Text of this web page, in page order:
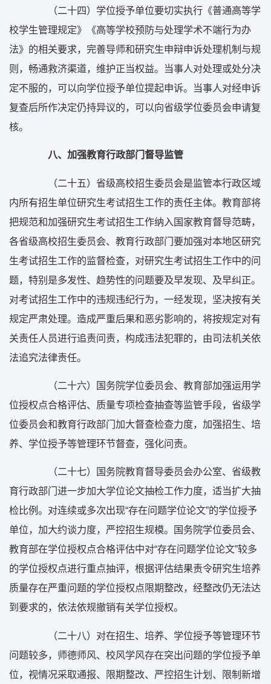
（二十四）学位授予单位要切实执行《普通高等学
校学生管理规定》《高等学校预防与处理学术不端行为办
法》的相关要求，完善导师和研究生申辩申诉处理机制与规
则，畅通救济渠道，维护正当权益。当事人对处理或处分决
定不服的，可以向学位授予单位提起申诉。当事人对经申诉
复查后所作决定仍持异议的，可以向省级学位委员会申请复
核。
八、加强教育行政部门督导监管
（二十五）省级高校招生委员会是监管本行政区域
内所有招生单位研究生考试招生工作的责任主体。教育部将
把规范和加强研究生考试招生工作纳入国家教育督导范畴，
各省级高校招生委员会、教育行政部门要加强对本地区研究
生考试招生工作的监督检查，对研究生考试招生工作中的问
题，特别是多发性、趋势性的问题要及早发现、及早纠正。
对考试招生工作中的违规违纪行为，一经发现，坚决按有关
规定严肃处理。造成严重后果和恶劣影响的，将按规定对有
关责任人员进行追责问责，构成违法犯罪的，由司法机关依
法追究法律责任。
（二十六）国务院学位委员会、教育部加强运用学
位授权点合格评估、质量专项检查抽查等监管手段，省级学
位委员会和教育行政部门加大督查检查力度，加强招生、培
养、学位授予等管理环节督查，强化问责。
（二十七）国务院教育督导委员会办公室、省级教
育行政部门进一步加大学位论文抽检工作力度，适当扩大抽
检比例。对连续或多次出现“存在问题学位论文”的学位授予
单位，加大约谈力度，严控招生规模。国务院学位委员会、
教育部在学位授权点合格评估中对“存在问题学位论文”较多
的学位授权点进行重点抽评，根据评估结果责令研究生培养
质量存在严重问题的学位授权点限期整改，经整改仍无法达
到要求的，依法依规撤销有关学位授权。
（二十八）对在招生、培养、学位授予等管理环节
问题较多，师德师风、校风学风存在突出问题的学位授予单
位，视情况采取通报、限期整改、严控招生计划、限制新增